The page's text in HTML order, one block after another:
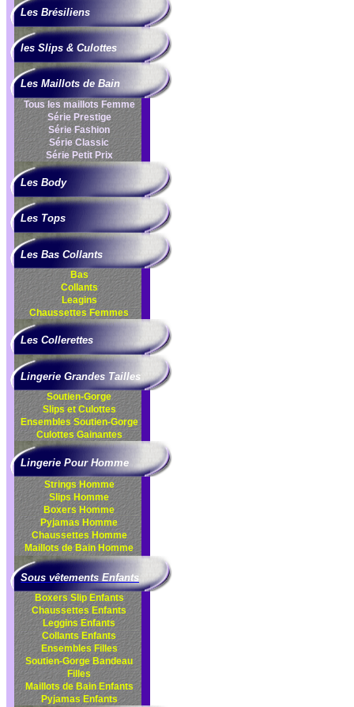
Les Brésiliens
les Slips & Culottes
Les Maillots de Bain
Tous les maillots Femme
Série Prestige
Série Fashion
Série Classic
Série Petit Prix
Les Body
Les Tops
Les Bas Collants
Bas
Collants
Leagins
Chaussettes Femmes
Les Collerettes
Lingerie Grandes Tailles
Soutien-Gorge
Slips et Culottes
EnsemblesSoutien-Gorge
CulottesGainantes
Lingerie Pour Homme
Strings Homme
Slips Homme
Boxers Homme
Pyjamas Homme
Chaussettes Homme
Maillots de Bain Homme
Sous vêtements Enfants
Boxers Slip Enfants
Chaussettes Enfants
Leggins Enfants
Collants Enfants
Ensembles Filles
Soutien-Gorge Bandeau
Filles
Maillots de Bain Enfants
Pyjamas Enfants